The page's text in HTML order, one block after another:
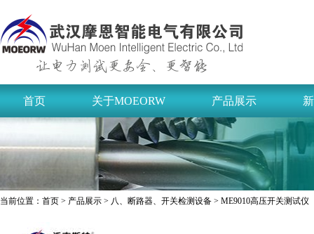
首页 关于MOEORW 产品展示
当前位置： 首页 > 产品展示 > 八、断路器、开关检测设备 > ME9010高压开关测试仪